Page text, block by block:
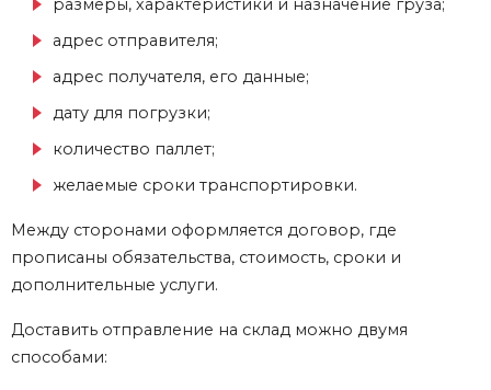
размеры, характеристики и назначение груза;
адрес отправителя;
адрес получателя, его данные;
дату для погрузки;
количество паллет;
желаемые сроки транспортировки.
Между сторонами оформляется договор, где
прописаны обязательства, стоимость, сроки и
дополнительные услуги.
Доставить отправление на склад можно двумя
способами: